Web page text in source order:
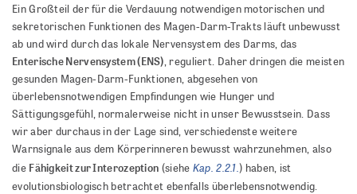
Ein Großteil der für die Verdauung notwendigen motorischen und
sekretorischen Funktionen des Magen-Darm-Trakts läuft unbewusst
ab und wird durch das lokale Nervensystem des Darms, das
Enterische Nervensystem (ENS), reguliert. Daher dringen die meisten
gesunden Magen-Darm-Funktionen, abgesehen von
überlebensnotwendigen Empfindungen wie Hunger und
Sättigungsgefühl, normalerweise nicht in unser Bewusstsein. Dass
wir aber durchaus in der Lage sind, verschiedenste weitere
Warnsignale aus dem Körperinneren bewusst wahrzunehmen, also
die Fähigkeit zur Interozeption (siehe Kap. 2.2.1.) haben, ist
evolutionsbiologisch betrachtet ebenfalls überlebensnotwendig.